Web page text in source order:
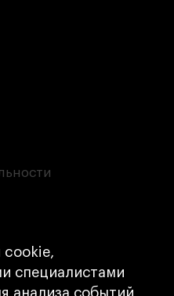
cookie,
специалистами
анализа событий
господдержкой
образовательной